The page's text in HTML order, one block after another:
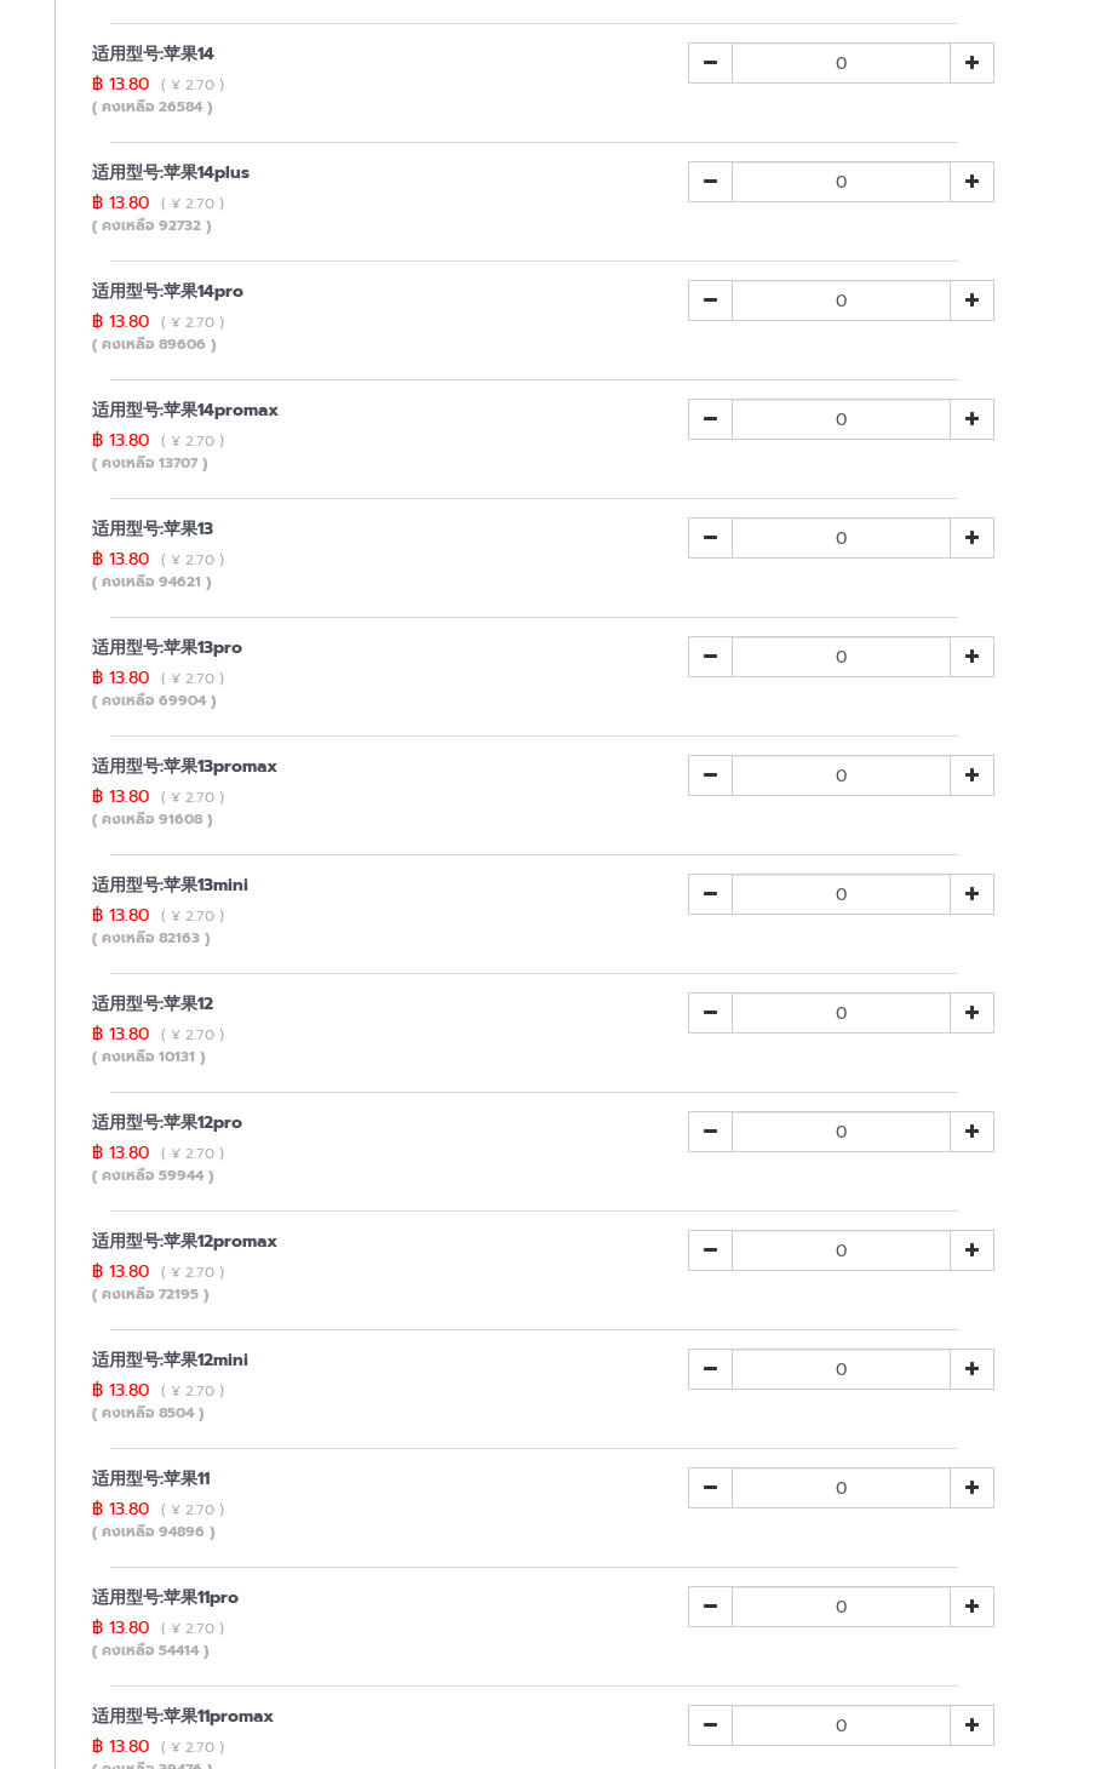
适用型号:苹果14
฿ 13.80 ( ¥ 2.70 )
( คงเหลือ 26584 )
适用型号:苹果14plus
฿ 13.80 ( ¥ 2.70 )
( คงเหลือ 92732 )
适用型号:苹果14pro
฿ 13.80 ( ¥ 2.70 )
( คงเหลือ 89606 )
适用型号:苹果14promax
฿ 13.80 ( ¥ 2.70 )
( คงเหลือ 13707 )
适用型号:苹果13
฿ 13.80 ( ¥ 2.70 )
( คงเหลือ 94621 )
适用型号:苹果13pro
฿ 13.80 ( ¥ 2.70 )
( คงเหลือ 69904 )
适用型号:苹果13promax
฿ 13.80 ( ¥ 2.70 )
( คงเหลือ 91608 )
适用型号:苹果13mini
฿ 13.80 ( ¥ 2.70 )
( คงเหลือ 82163 )
适用型号:苹果12
฿ 13.80 ( ¥ 2.70 )
( คงเหลือ 10131 )
适用型号:苹果12pro
฿ 13.80 ( ¥ 2.70 )
( คงเหลือ 59944 )
适用型号:苹果12promax
฿ 13.80 ( ¥ 2.70 )
( คงเหลือ 72195 )
适用型号:苹果12mini
฿ 13.80 ( ¥ 2.70 )
( คงเหลือ 8504 )
适用型号:苹果11
฿ 13.80 ( ¥ 2.70 )
( คงเหลือ 94896 )
适用型号:苹果11pro
฿ 13.80 ( ¥ 2.70 )
( คงเหลือ 54414 )
适用型号:苹果11promax
฿ 13.80 ( ¥ 2.70 )